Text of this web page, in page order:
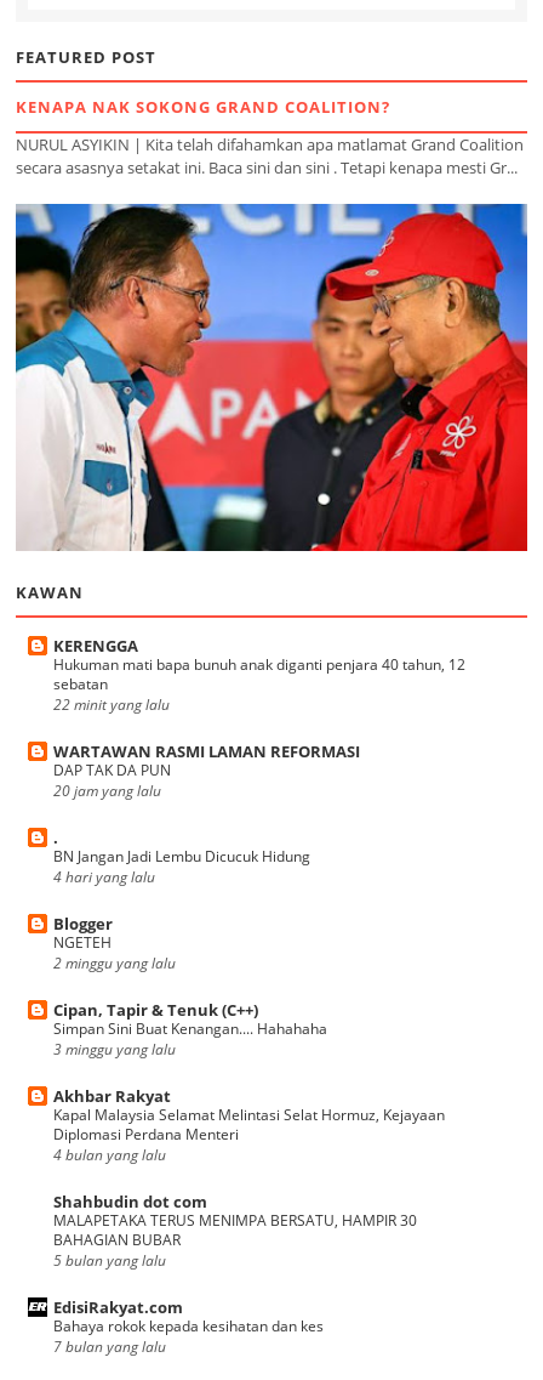
FEATURED POST
KENAPA NAK SOKONG GRAND COALITION?
NURUL ASYIKIN | Kita telah difahamkan apa matlamat Grand Coalition
secara asasnya setakat ini. Baca sini dan sini . Tetapi kenapa mesti Gr...
KAWAN
KERENGGA
Hukuman mati bapa bunuh anak diganti penjara 40 tahun, 12
sebatan
22 minit yang lalu
WARTAWAN RASMI LAMAN REFORMASI
DAP TAK DA PUN
20 jam yang lalu
.
BN Jangan Jadi Lembu Dicucuk Hidung
4 hari yang lalu
Blogger
NGETEH
2 minggu yang lalu
Cipan, Tapir & Tenuk (C++)
Simpan Sini Buat Kenangan.... Hahahaha
3 minggu yang lalu
Akhbar Rakyat
Kapal Malaysia Selamat Melintasi Selat Hormuz, Kejayaan
Diplomasi Perdana Menteri
4 bulan yang lalu
Shahbudin dot com
MALAPETAKA TERUS MENIMPA BERSATU, HAMPIR 30
BAHAGIAN BUBAR
5 bulan yang lalu
EdisiRakyat.com
Bahaya rokok kepada kesihatan dan kes
7 bulan yang lalu